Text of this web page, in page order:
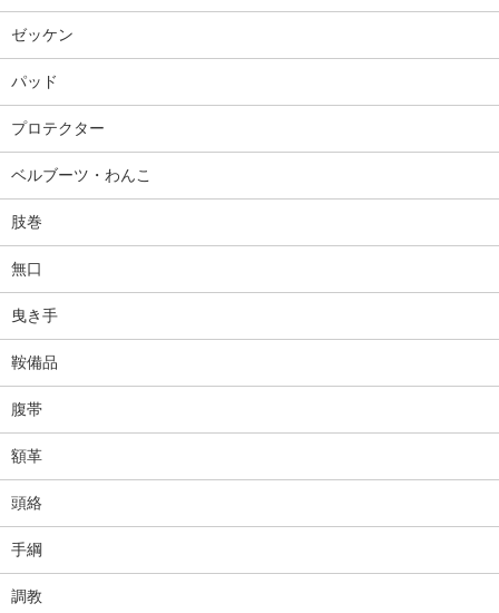
ゼッケン
パッド
プロテクター
ベルブーツ・わんこ
肢巻
無口
曳き手
鞍備品
腹帯
額革
頭絡
手綱
調教